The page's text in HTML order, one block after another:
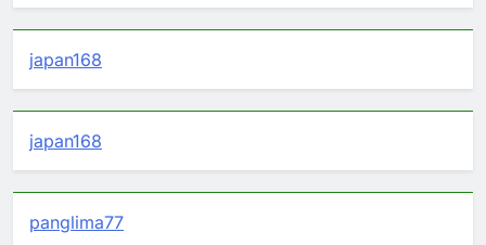
japan168
japan168
panglima77